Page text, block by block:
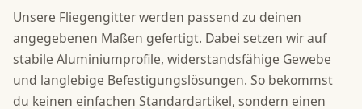
Unsere Fliegengitter werden passend zu deinen
angegebenen Maßen gefertigt. Dabei setzen wir auf
stabile Aluminiumprofile, widerstandsfähige Gewebe
und langlebige Befestigungslösungen. So bekommst
du keinen einfachen Standardartikel, sondern einen